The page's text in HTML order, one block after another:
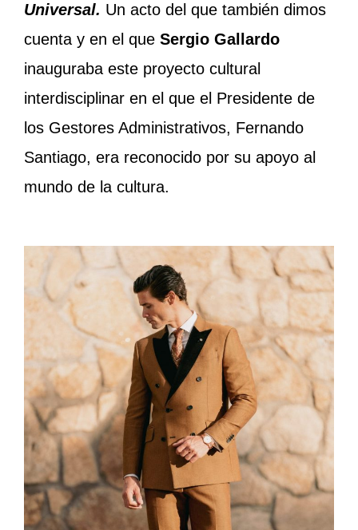
Universal. Un acto del que también dimos
cuenta y en el que Sergio Gallardo
inauguraba este proyecto cultural
interdisciplinar en el que el Presidente de
los Gestores Administrativos, Fernando
Santiago, era reconocido por su apoyo al
mundo de la cultura.